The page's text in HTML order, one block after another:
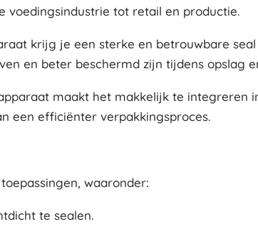
voedingsindustrie tot retail en productie.
krijg je een sterke en betrouwbare
en beter beschermd zijn tijdens opslag
maakt het makkelijk te integreren
een efficiënter verpakkingsproces.
waaronder:
te sealen.